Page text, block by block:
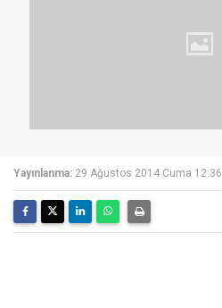
Yayınlanma: 29 Ağustos 2014 Cuma 12:36